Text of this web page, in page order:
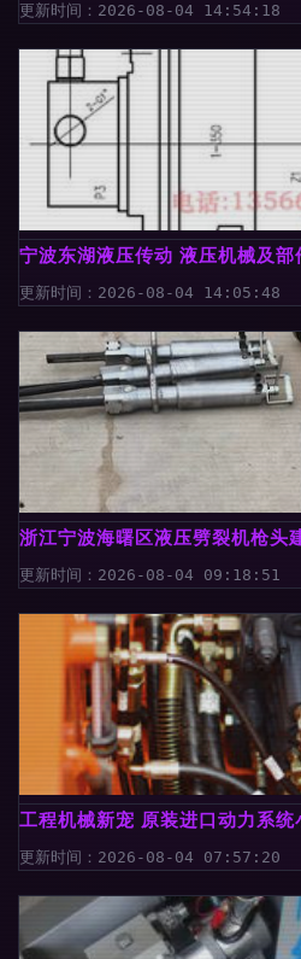
更新时间：2026-08-04 14:54:18
宁波东湖液压传动 液压机械及
更新时间：2026-08-04 14:05:48
浙江宁波海曙区液压劈裂机枪头
更新时间：2026-08-04 09:18:51
工程机械新宠 原装进口动力系
更新时间：2026-08-04 07:57:20